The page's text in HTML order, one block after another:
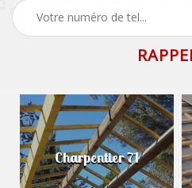
Charpentier 71